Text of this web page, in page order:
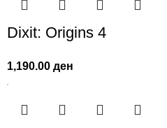
Dixit: Origins 4
1,190.00ден